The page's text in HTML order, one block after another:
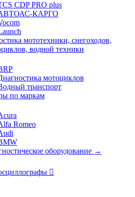
CDP PRO plus
КАРГО
мототехники, снегоходов,
водной техники
мотоциклов
транспорт
по маркам
Romeo
оборудование →
